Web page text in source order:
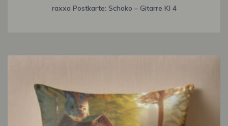
raxxa Postkarte: Schoko – Gitarre KI 4